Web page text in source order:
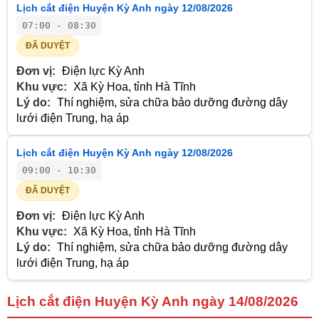
Lịch cắt điện Huyện Kỳ Anh ngày 12/08/2026
07:00 - 08:30
ĐÃ DUYỆT
Đơn vị: Điện lực Kỳ Anh
Khu vực:
Xã Kỳ Hoa, tỉnh Hà Tĩnh
Lý do: Thí nghiệm, sửa chữa bảo dưỡng đường dây
lưới điện Trung, hạ áp
Lịch cắt điện Huyện Kỳ Anh ngày 12/08/2026
09:00 - 10:30
ĐÃ DUYỆT
Đơn vị: Điện lực Kỳ Anh
Khu vực:
Xã Kỳ Hoa, tỉnh Hà Tĩnh
Lý do: Thí nghiệm, sửa chữa bảo dưỡng đường dây
lưới điện Trung, hạ áp
Lịch cắt điện Huyện Kỳ Anh ngày 14/08/2026